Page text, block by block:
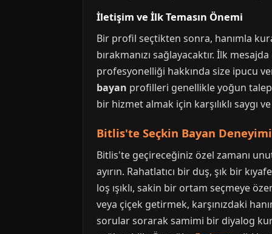
İletişim ve İlk Temasın Önemi
Bir profil seçtikten sonra, hanımla
bırakmanızı sağlayacaktır. İlk
profesyonelliği hakkında size ipucu
bayan profilleri genellikle yoğun talep
bir hizmet almak için karşılıklı saygı
Bitlis'te Seçkin Bayan
Bitlis'te geçireceğiniz özel zamanı
ayırın. Rahatlatıcı bir duş, şık bir
loş ışıklı, sakin bir ortam seçmeye
veya çiçek getirmek, karşınızdaki
sorular sorarak samimi bir diyalog